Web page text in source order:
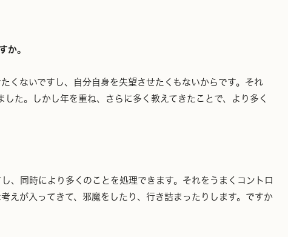
か。
くないですし、自分自身を失望させたくもないからです。それ
た。しかし年を重ね、さらに多く教えてきたことで、より多く
、同時により多くのことを処理できます。それをうまくコントロ
えが入ってきて、邪魔をしたり、行き詰まったりします。ですか